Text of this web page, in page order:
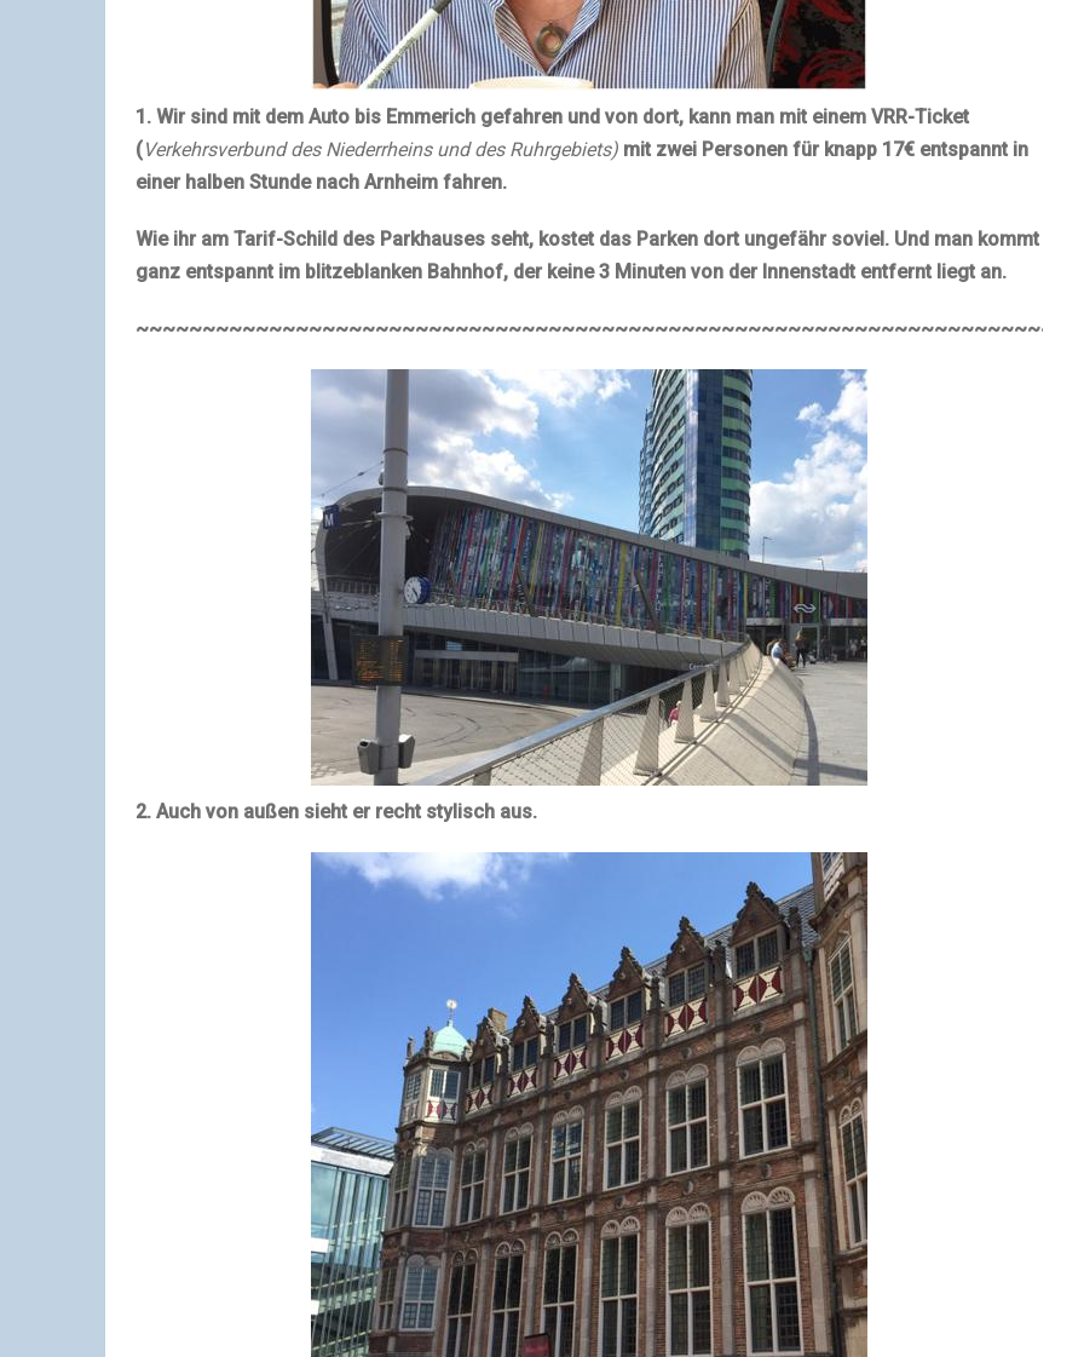
1. Wir sind mit dem Auto bis Emmerich gefahren und von dort, kann man mit einem VRR-Ticket
(Verkehrsverbund des Niederrheins und des Ruhrgebiets) mit zwei Personen für knapp 17€ entspannt in
einer halben Stunde nach Arnheim fahren.
Wie ihr am Tarif-Schild des Parkhauses seht, kostet das Parken dort ungefähr soviel. Und man kommt
ganz entspannt im blitzeblanken Bahnhof, der keine 3 Minuten von der Innenstadt entfernt liegt an.
2. Auch von außen sieht er recht stylisch aus.